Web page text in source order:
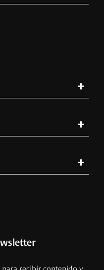
recibir contenido y